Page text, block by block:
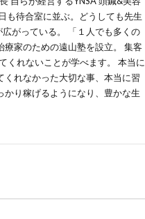
も待合室に並ぶ。どうしても先生
がっている。 「１人でも多くの
家のための遠山塾を設立。 集客
くれないことが学べます。 本当に
れなかった大切な事、本当に習
り稼げるようになり、豊かな生